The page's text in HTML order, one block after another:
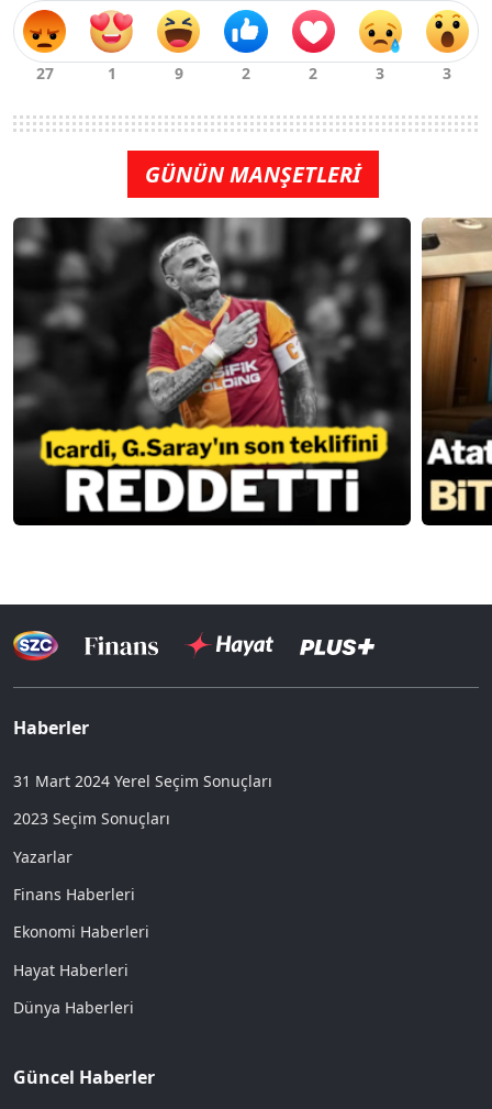
GÜNÜN MANŞETLERİ
Haberler
31 Mart 2024 Yerel Seçim Sonuçları
2023 Seçim Sonuçları
Yazarlar
Finans Haberleri
Ekonomi Haberleri
Hayat Haberleri
Dünya Haberleri
Güncel Haberler